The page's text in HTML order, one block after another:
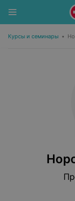
Курсы и семинары •